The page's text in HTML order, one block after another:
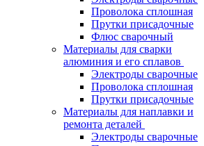
Проволока сплошная
Прутки присадочные
Флюс сварочный
Материалы для сварки
алюминия и его сплавов
Электроды сварочные
Проволока сплошная
Прутки присадочные
Материалы для наплавки и
ремонта деталей
Электроды сварочные